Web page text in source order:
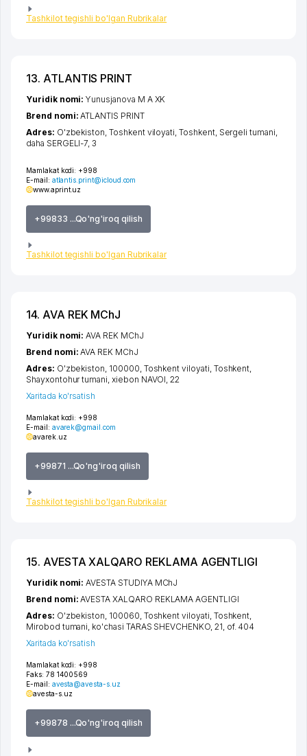
Tashkilot tegishli bo'lgan Rubrikalar
13. ATLANTIS PRINT
Mamlakat kodi: +998
E-mail: atlantis.print@icloud.com
www.aprint.uz
+99833 ...Qo'ng'iroq qilish
Tashkilot tegishli bo'lgan Rubrikalar
Yuridik nomi:Yunusjanova M A XK
Brend nomi:ATLANTIS PRINT
Adres: O'zbekiston,Toshkent viloyati ,Toshkent, Sergeli tumani
daha SERGELI-7 , 3
14. AVA REK MChJ
Mamlakat kodi: +998
E-mail: avarek@gmail.com
avarek.uz
+99871 ...Qo'ng'iroq qilish
Tashkilot tegishli bo'lgan Rubrikalar
Yuridik nomi:AVA REK MChJ
Brend nomi:AVA REK MChJ
Adres: O'zbekiston, 100000, Toshkent viloyati, Toshkent,
Shayxontohur tumani, xiеbon NAVOI, 22
Xaritada ko'rsatish
15. AVESTA XALQARO REKLAMA AGENTLIGI
Mamlakat kodi: +998
Faks: 78 1400569
E-mail: avesta@avesta-s.uz
avesta-s.uz
+99878 ...Qo'ng'iroq qilish
Yuridik nomi:AVESTA STUDIYA MChJ
Brend nomi:AVESTA XALQARO REKLAMA AGENTLIGI
Adres: O'zbekiston, 100060, Toshkent viloyati, Toshkent,
Mirobod tumani, ko'chasi TARAS SHEVCHENKO, 21, of. 404
Xaritada ko'rsatish